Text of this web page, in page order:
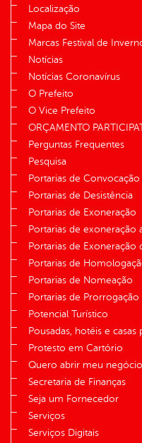
Localização
Mapa do Site
Marcas Festival de
Notícias
Notícias Coronavírus
O Prefeito
O Vice Prefeito
ORÇAMENTO
Perguntas Frequentes
Pesquisa
Portarias de Convocação
Portarias de Desistência
Portarias de Exoneração
Portarias de exoneração
Portarias de Exoneração
Portarias de
Portarias de Nomeação
Portarias de Prorrogação
Potencial Turístico
Pousadas, hotéis e casas
Protesto em Cartório
Quero abrir meu negócio
Secretaria de Finanças
Seja um Fornecedor
Serviços
Serviços Digitais